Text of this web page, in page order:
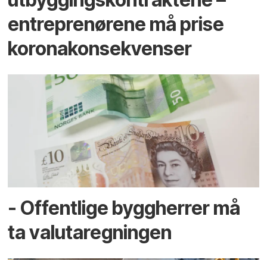
entreprenørene må prise
koronakonsekvenser
- Offentlige byggherrer må
ta valutaregningen